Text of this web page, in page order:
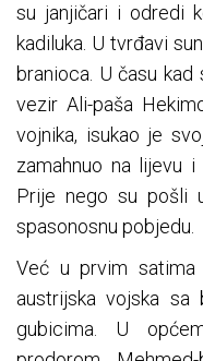
su janjičari i odredi
kadiluka. U tvrđavi
branioca. U času
vezir Ali-paša
vojnika, isukao je
zamahnuo na lijevu
Prije nego su pošli
spasonosnu pobjedu.
Već u prvim
austrijska vojska sa
gubicima. U